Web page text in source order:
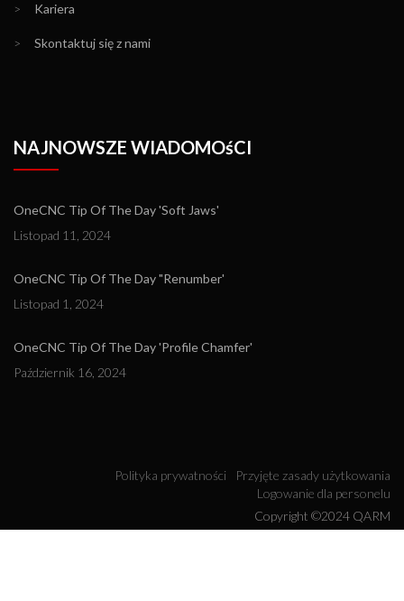
> Kariera
> Skontaktuj się z nami
NAJNOWSZE WIADOMOśCI
OneCNC Tip Of The Day 'Soft Jaws'
Listopad 11, 2024
OneCNC Tip Of The Day "Renumber'
Listopad 1, 2024
OneCNC Tip Of The Day 'Profile Chamfer'
Październik 16, 2024
Polityka prywatności
Przyjęte zasady użytkowania
Logowanie dla personelu
Copyright ©2024 QARM